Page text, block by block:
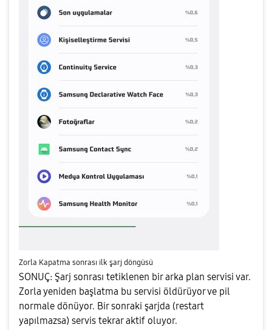
Zorla Kapatma sonrası ilk şarj döngüsü
SONUÇ: Şarj sonrası tetiklenen bir arka plan servisi var.
Zorla yeniden başlatma bu servisi öldürüyor ve pil
normale dönüyor. Bir sonraki şarjda (restart
yapılmazsa) servis tekrar aktif oluyor.